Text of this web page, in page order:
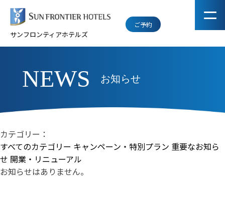
サンフロンティアホテルズ
ご予約
NEWS お知らせ
カテゴリー：
すべてのカテゴリー キャンペーン・特別プラン 重要なお知ら
せ 開業・リニューアル
お知らせはありません。